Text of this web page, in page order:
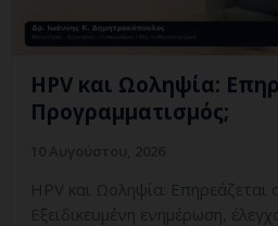
HPV και Ωοληψία:
Προγραμματισμός;
HPV και Ωοληψία: Επηρεάζεται
Εξειδικευμένη ενημέρωση,